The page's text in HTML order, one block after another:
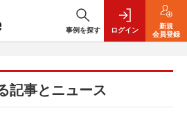
事例を探す ログイン
新規
会員登録
記事とニュース